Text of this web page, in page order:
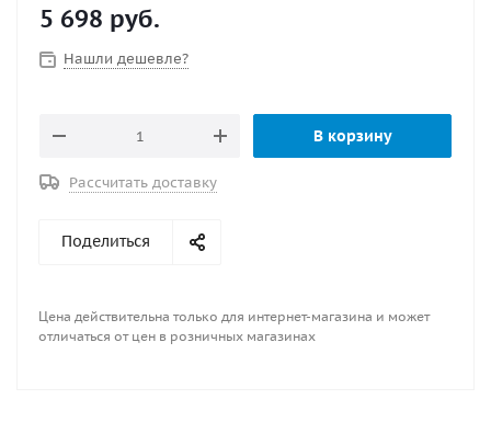
5 698 руб.
Нашли дешевле?
В корзину
Рассчитать доставку
Поделиться
Цена действительна только для интернет-магазина и может
отличаться от цен в розничных магазинах